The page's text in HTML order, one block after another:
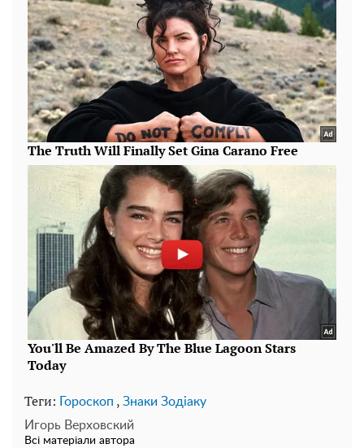
Теги: Гороскоп , Знаки Зодіаку
Игорь Верховский
Всі матеріали автора